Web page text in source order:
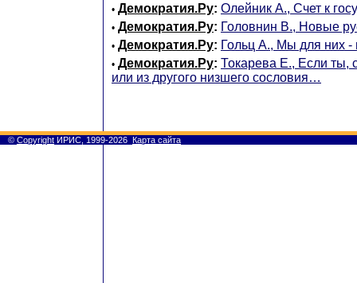
• Демократия.Ру: Олейник А., Счет к
• Демократия.Ру: Головнин В., Новые
• Демократия.Ру: Гольц А., Мы для них -
• Демократия.Ру: Токарева Е., Если ты,
или из другого низшего сословия…
© Copyright ИРИС, 1999-2026 Карта сайта